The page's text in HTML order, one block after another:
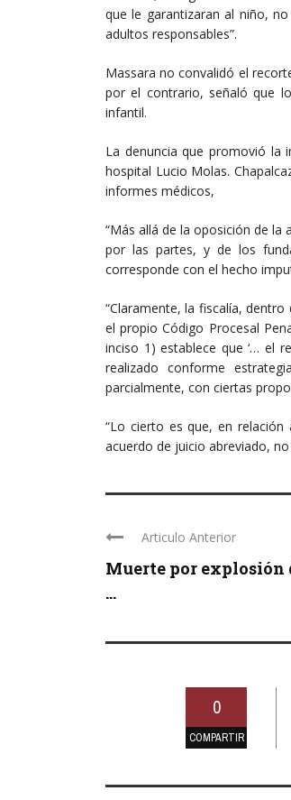
que le garantizaran al niño,
adultos responsables”.
Massara no convalidó el
por el contrario, señaló que
infantil.
La denuncia que promovió la
hospital Lucio Molas.
informes médicos,
“Más allá de la oposición de la
por las partes, y de los
corresponde con el hecho
“Claramente, la fiscalía,
el propio Código Procesal
inciso 1) establece que ‘… el
realizado conforme
parcialmente, con ciertas
“Lo cierto es que, en
acuerdo de juicio abreviado,
Articulo Anterior
Muerte por explosión
...
0
COMPARTIR